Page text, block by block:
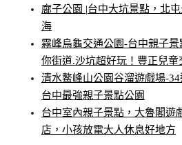
廍子公園 |台中大坑景點，北
海
霧峰烏龜交通公園-台中親子
你街道.沙坑超好玩！豐正兒童
清水鰲峰山公園谷溜遊戲場-
台中最強親子景點公園
台中室內親子景點，大魯閣遊
店，小孩放電大人休息好地方